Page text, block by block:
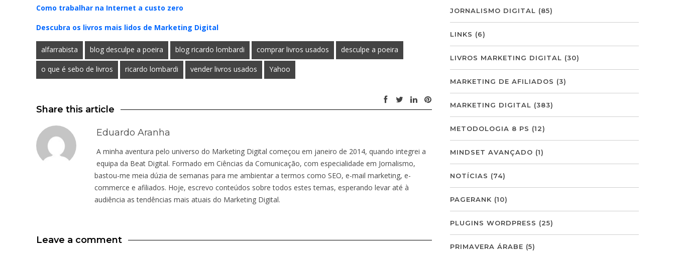
Como trabalhar na Internet a custo zero
Descubra os livros mais lidos de Marketing Digital
alfarrabista blog desculpe a poeira blog ricardo lombardi comprar livros usados desculpe a poeira
o que é sebo de livros ricardo lombardi vender livros usados Yahoo
Share this article
Eduardo Aranha
A minha aventura pelo universo do Marketing Digital começou em janeiro de 2014, quando integrei a
equipa da Beat Digital. Formado em Ciências da Comunicação, com especialidade em Jornalismo,
bastou-me meia dúzia de semanas para me ambientar a termos como SEO, e-mail marketing, e-
commerce e afiliados. Hoje, escrevo conteúdos sobre todos estes temas, esperando levar até à
audiência as tendências mais atuais do Marketing Digital.
Leave a comment
JORNALISMO DIGITAL (85)
LINKS (6)
LIVROS MARKETING DIGITAL (30)
MARKETING DE AFILIADOS (3)
MARKETING DIGITAL (383)
METODOLOGIA 8 PS (12)
MINDSET AVANÇADO (1)
NOTÍCIAS (74)
PAGERANK (10)
PLUGINS WORDPRESS (25)
PRIMAVERA ÁRABE (5)